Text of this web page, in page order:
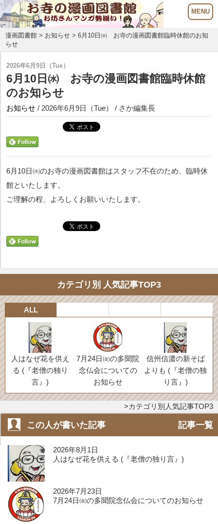
漫画図書館 > お知らせ > 6月10日㈬ お寺の漫画図書館臨時休館のお知
らせ
2026年6月9日（Tue）
6月10日㈬ お寺の漫画図書館臨時休館
のお知らせ
お知らせ / 2026年6月9日（Tue） / さか編集長
6月10日㈬のお寺の漫画図書館はスタッフ不在のため、臨時休
館といたします。
ご理解の程、よろしくお願いいたします。
カテゴリ別 人気記事TOP3
ALL
人はなぜ花を供え
る (『老僧の独り
言』)
7月24日㈮の多聞院
念仏会についての
お知らせ
信州信濃の新そば
よりも (『老僧の独
り言』)
カテゴリ別人気記事TOP3
この人が書いた記事 記事一覧
2026年8月1日
人はなぜ花を供える (『老僧の独り言』)
2026年7月23日
7月24日㈮の多聞院念仏会についてのお知らせ